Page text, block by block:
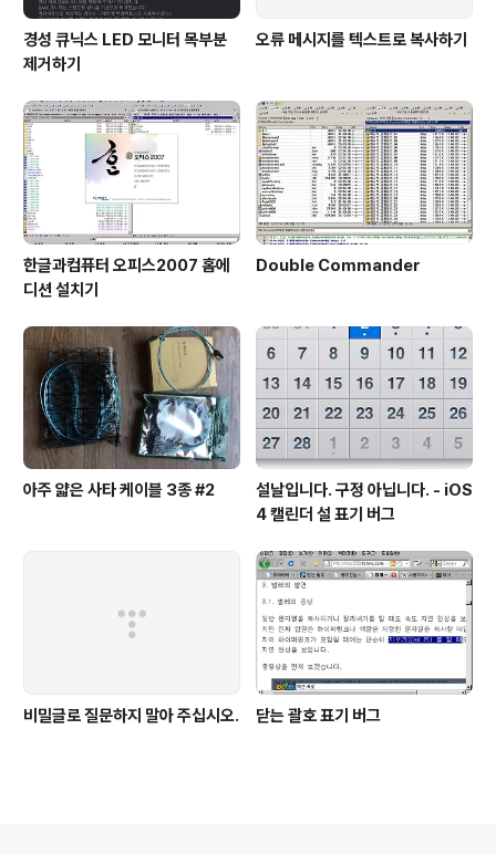
경성 큐닉스 LED 모니터 목부분
제거하기
오류 메시지를 텍스트로 복사하기
한글과컴퓨터 오피스2007 홈에
디션 설치기
Double Commander
아주 얇은 사타 케이블 3종 #2
설날입니다. 구정 아닙니다. - iOS
4 캘린더 설 표기 버그
비밀글로 질문하지 말아 주십시오. 닫는 괄호 표기 버그